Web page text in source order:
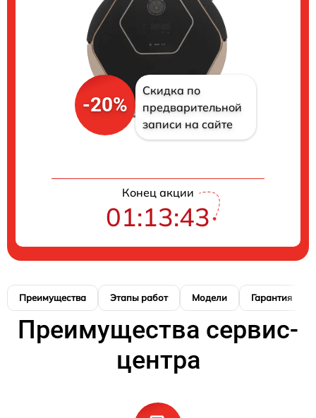
-20%
Скидка по
предварительной
записи на сайте
Конец акции
01:13:42
Преимущества Этапы работ Модели Гарантия
Преимущества сервис-
центра